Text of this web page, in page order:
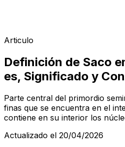
Articulo
Definición de Saco
es, Significado y
Parte central del primordio
finas que se encuentra en el
contiene en su interior los
Actualizado el 20/04/2026